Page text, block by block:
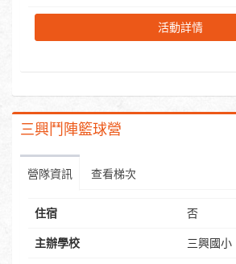
活動詳情
三興鬥陣籃球營
營隊資訊 查看梯次
住宿 否
主辦學校 三興國小